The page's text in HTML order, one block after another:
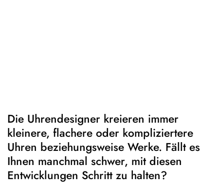
Die Uhrendesigner kreieren immer
kleinere, flachere oder kompliziertere
Uhren beziehungsweise Werke. Fällt es
Ihnen manchmal schwer, mit diesen
Entwicklungen Schritt zu halten?